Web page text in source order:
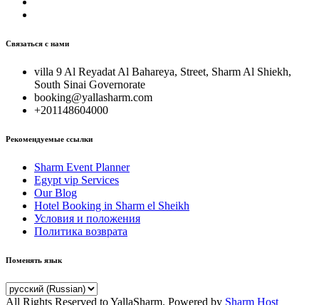
Связаться с нами
villa 9 Al Reyadat Al Bahareya, Street, Sharm Al Shiekh,
South Sinai Governorate
booking@yallasharm.com
+201148604000
Рекомендуемые ссылки
Sharm Event Planner
Egypt vip Services
Our Blog
Hotel Booking in Sharm el Sheikh
Условия и положения
Политика возврата
Поменять язык
All Rights Reserved to YallaSharm. Powered by Sharm Host